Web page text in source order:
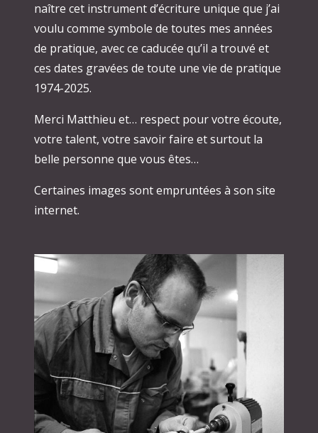
naître cet instrument d’écriture unique que j’ai
voulu comme symbole de toutes mes années
de pratique, avec ce caducée qu’il a trouvé et
ces dates gravées de toute une vie de pratique
1974-2025.
Merci Matthieu et… respect pour votre écoute,
votre talent, votre savoir faire et surtout la
belle personne que vous êtes…
Certaines images sont empruntées à son site
internet.